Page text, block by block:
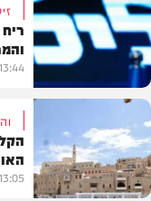
פוליטי
13:44
13:05